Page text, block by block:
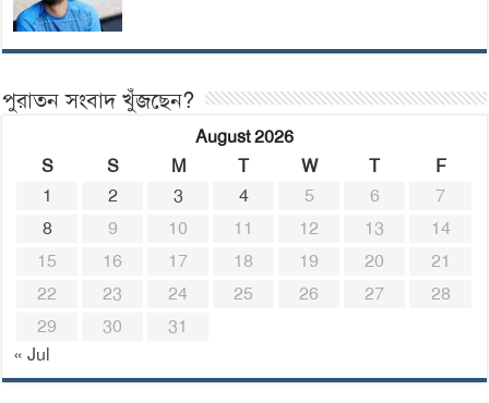
পুরাতন সংবাদ খুঁজছেন?
August 2026
S
S M T W T
F
1
2 3 4 5 6
7
8
9 10 11 12 13
14
15
16 17 18 19 20
21
22
23 24 25 26 27
28
29
30
31
« Jul